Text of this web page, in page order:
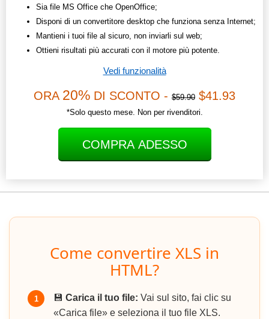
Sia file MS Office che OpenOffice;
Disponi di un convertitore desktop che funziona senza Internet;
Mantieni i tuoi file al sicuro, non inviarli sul web;
Ottieni risultati più accurati con il motore più potente.
Vedi funzionalità
ORA 20% DI SCONTO - $59.90 $41.93
*Solo questo mese. Non per rivenditori.
COMPRA ADESSO
Come convertire XLS in
HTML?
1 💾 Carica il tuo file: Vai sul sito, fai clic su
«Carica file» e seleziona il tuo file XLS.